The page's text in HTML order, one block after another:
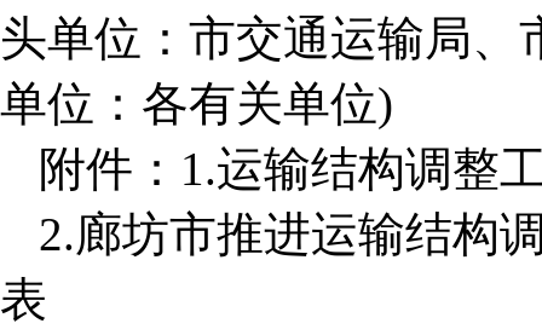
头单位：市交通运输局
单位：各有关单位)
附件：1.运输结构调整
2.廊坊市推进运输结构
表